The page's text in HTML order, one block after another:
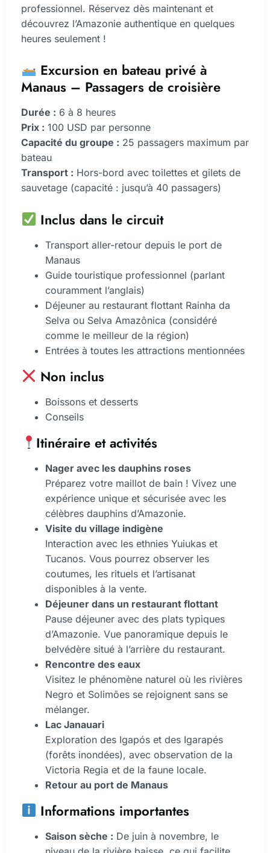
professionnel. Réservez dès maintenant et
découvrez l’Amazonie authentique en quelques
heures seulement !
Excursion en bateau privé à
Manaus – Passagers de croisière
Durée : 6 à 8 heures
Prix : 100 USD par personne
Capacité du groupe : 25 passagers maximum par
bateau
Transport : Hors-bord avec toilettes et gilets de
sauvetage (capacité : jusqu’à 40 passagers)
Inclus dans le circuit
Transport aller-retour depuis le port de
Manaus
Guide touristique professionnel (parlant
couramment l’anglais)
Déjeuner au restaurant flottant Rainha da
Selva ou Selva Amazônica (considéré
comme le meilleur de la région)
Entrées à toutes les attractions mentionnées
Non inclus
Boissons et desserts
Conseils
Itinéraire et activités
Nager avec les dauphins roses
Préparez votre maillot de bain ! Vivez une
expérience unique et sécurisée avec les
célèbres dauphins d’Amazonie.
Visite du village indigène
Interaction avec les ethnies Yuiukas et
Tucanos. Vous pourrez observer les
coutumes, les rituels et l’artisanat
disponibles à la vente.
Déjeuner dans un restaurant flottant
Pause déjeuner avec des plats typiques
d’Amazonie. Vue panoramique depuis le
belvédère situé à l’arrière du restaurant.
Rencontre des eaux
Visitez le phénomène naturel où les rivières
Negro et Solimões se rejoignent sans se
mélanger.
Lac Janauari
Exploration des Igapós et des Igarapés
(forêts inondées), avec observation de la
Victoria Regia et de la faune locale.
Retour au port de Manaus
Informations importantes
Saison sèche : De juin à novembre, le